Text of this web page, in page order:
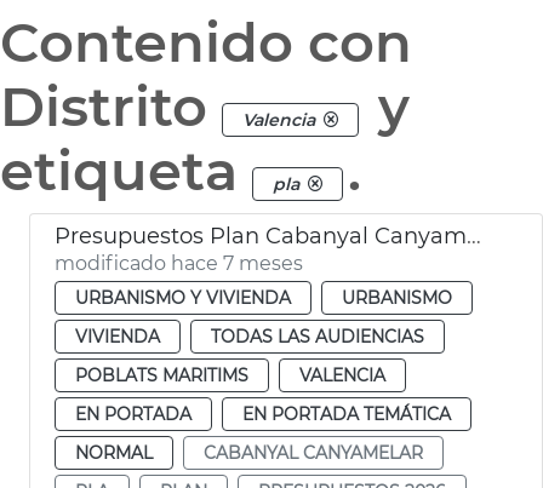
Contenido con
Distrito
Valencia
y
etiqueta
pla .
Presupuestos Plan Cabanyal Canyamelar 2026
modificado hace 7 meses
URBANISMO Y VIVIENDA
URBANISMO
VIVIENDA
TODAS LAS AUDIENCIAS
POBLATS MARITIMS
VALENCIA
EN PORTADA
EN PORTADA TEMÁTICA
NORMAL
CABANYAL CANYAMELAR